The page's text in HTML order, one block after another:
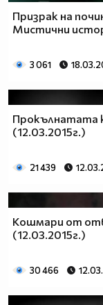
Призрак на
Мистични
3 061
Прокълнатата
(12.03.2015г.)
21 439
Кошмари от
(12.03.2015г.)
30 466